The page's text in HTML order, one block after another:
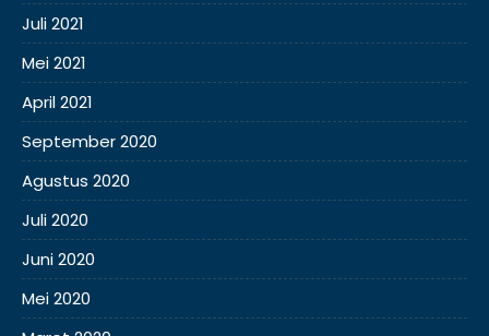
Juli 2021
Mei 2021
April 2021
September 2020
Agustus 2020
Juli 2020
Juni 2020
Mei 2020